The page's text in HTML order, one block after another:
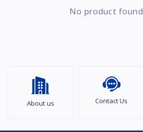
No product found
About us Contact Us